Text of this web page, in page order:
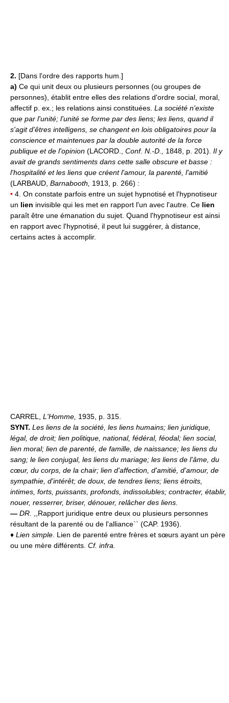
2. [Dans l'ordre des rapports hum.]
a) Ce qui unit deux ou plusieurs personnes (ou groupes de
personnes), établit entre elles des relations d'ordre social, moral,
affectif p. ex.; les relations ainsi constituées. La société n'existe
que par l'unité; l'unité se forme par des liens; les liens, quand il
s'agit d'êtres intelligens, se changent en lois obligatoires pour la
conscience et maintenues par la double autorité de la force
publique et de l'opinion (LACORD., Conf. N.-D., 1848, p. 201). Il y
avait de grands sentiments dans cette salle obscure et basse :
l'hospitalité et les liens que créent l'amour, la parenté, l'amitié
(LARBAUD, Barnabooth, 1913, p. 266) :
• 4. On constate parfois entre un sujet hypnotisé et l'hypnotiseur
un lien invisible qui les met en rapport l'un avec l'autre. Ce lien
paraît être une émanation du sujet. Quand l'hypnotiseur est ainsi
en rapport avec l'hypnotisé, il peut lui suggérer, à distance,
certains actes à accomplir.
CARREL, L'Homme, 1935, p. 315.
SYNT. Les liens de la société, les liens humains; lien juridique,
légal, de droit; lien politique, national, fédéral, féodal; lien social,
lien moral; lien de parenté, de famille, de naissance; les liens du
sang; le lien conjugal, les liens du mariage; les liens de l'âme, du
cœur, du corps, de la chair; lien d'affection, d'amitié, d'amour, de
sympathie, d'intérêt; de doux, de tendres liens; liens étroits,
intimes, forts, puissants, profonds, indissolubles; contracter, établir,
nouer, resserrer, briser, dénouer, relâcher des liens.
— DR.
,,Rapport juridique entre deux ou plusieurs personnes
résultant de la parenté ou de l'alliance`` (CAP. 1936).
♦ Lien simple. Lien de parenté entre frères et sœurs ayant un père
ou une mère différents. Cf. infra.